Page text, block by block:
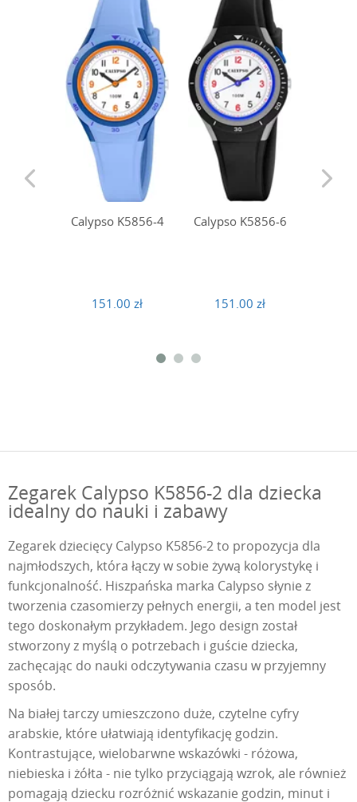
Calypso K5856-4
151.00 zł
Calypso K5856-6
151.00 zł
Zegarek Calypso K5856-2 dla dziecka
idealny do nauki i zabawy
Zegarek dziecięcy Calypso K5856-2 to propozycja dla
najmłodszych, która łączy w sobie żywą kolorystykę i
funkcjonalność. Hiszpańska marka Calypso słynie z
tworzenia czasomierzy pełnych energii, a ten model jest
tego doskonałym przykładem. Jego design został
stworzony z myślą o potrzebach i guście dziecka,
zachęcając do nauki odczytywania czasu w przyjemny
sposób.
Na białej tarczy umieszczono duże, czytelne cyfry
arabskie, które ułatwiają identyfikację godzin.
Kontrastujące, wielobarwne wskazówki - różowa,
niebieska i żółta - nie tylko przyciągają wzrok, ale również
pomagają dziecku rozróżnić wskazanie godzin, minut i